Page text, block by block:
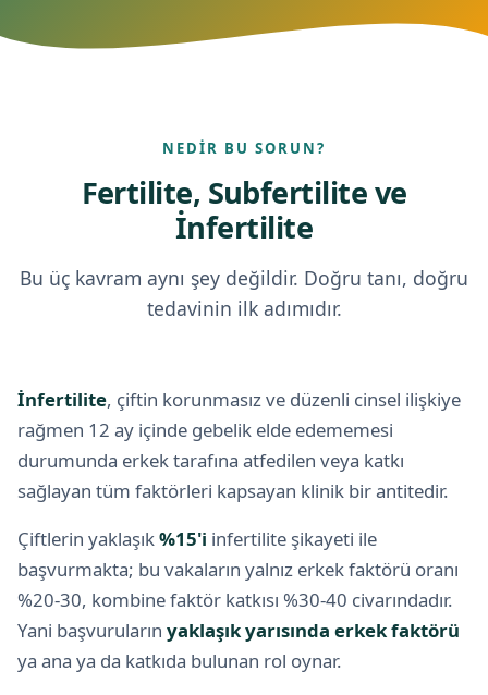
NEDIR BU SORUN?
Fertilite, Subfertilite ve
İnfertilite
Bu üç kavram aynı şey değildir. Doğru tanı, doğru
tedavinin ilk adımıdır.
İnfertilite, çiftin korunmasız ve düzenli cinsel ilişkiye
rağmen 12 ay içinde gebelik elde edememesi
durumunda erkek tarafına atfedilen veya katkı
sağlayan tüm faktörleri kapsayan klinik bir antitedir.
Çiftlerin yaklaşık%15'i infertilite şikayeti ile
başvurmakta; bu vakaların yalnız erkek faktörü oranı
%20-30, kombine faktör katkısı %30-40 civarındadır.
Yani başvuruların yaklaşık yarısında erkek faktörü
ya ana ya da katkıda bulunan rol oynar.